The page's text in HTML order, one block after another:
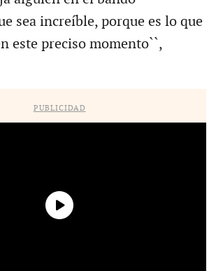
sea increíble, porque es lo que
este preciso momento``,
PUBLICIDAD